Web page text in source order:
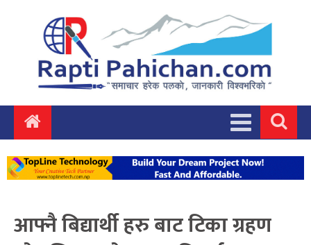
आफ्नै बिद्यार्थी हरु बाट टिका ग्रहण